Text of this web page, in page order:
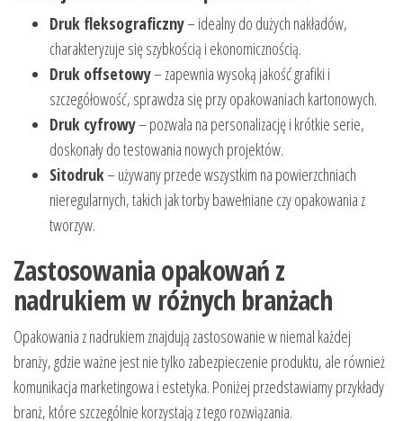
Druk fleksograficzny– idealny do dużych nakładów,
charakteryzuje się szybkością i ekonomicznością.
Druk offsetowy– zapewnia wysoką jakość grafiki i
szczegółowość, sprawdza się przy opakowaniach kartonowych.
Druk cyfrowy– pozwala na personalizację i krótkie serie,
doskonały do testowania nowych projektów.
Sitodruk– używany przede wszystkim na powierzchniach
nieregularnych, takich jak torby bawełniane czy opakowania z
tworzyw.
Zastosowania opakowań z
nadrukiem w różnych branżach
Opakowania z nadrukiem znajdują zastosowanie w niemal każdej
branży, gdzie ważne jest nie tylko zabezpieczenie produktu, ale również
komunikacja marketingowa i estetyka. Poniżej przedstawiamy przykłady
branż, które szczególnie korzystają z tego rozwiązania.